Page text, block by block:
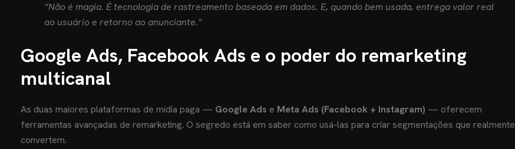
“Não é magia. É tecnologia de rastreamento baseada em dados. E, quando bem usada, entrega valor real
ao usuário e retorno ao anunciante.”
Google Ads, Facebook Ads e o poder do remarketing
multicanal
As duas maiores plataformas de mídia paga — Google Ads e Meta Ads (Facebook + Instagram) — oferecem
ferramentas avançadas de remarketing. O segredo está em saber como usá-las para criar segmentações que realmente
convertem.